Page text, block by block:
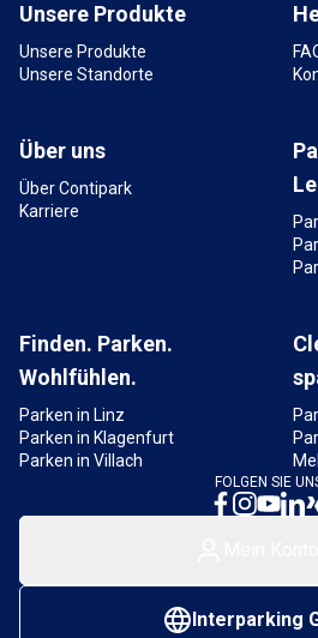
Unsere Produkte
Unsere Produkte
Unsere Standorte
Über uns
Über Contipark
Karriere
Finden. Parken.
Wohlfühlen.
Parken in Linz
Parken in Klagenfurt
Parken in Villach
FOLGEN SIE
Interparking